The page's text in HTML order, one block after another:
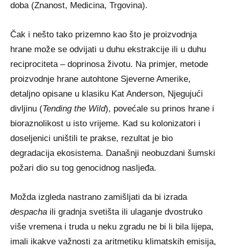
doba (Znanost, Medicina, Trgovina).
Čak i nešto tako prizemno kao što je proizvodnja
hrane može se odvijati u duhu ekstrakcije ili u duhu
reciprociteta – doprinosa životu. Na primjer, metode
proizvodnje hrane autohtone Sjeverne Amerike,
detaljno opisane u klasiku Kat Anderson, Njegujući
divljinu (Tending the Wild), povećale su prinos hrane i
bioraznolikost u isto vrijeme. Kad su kolonizatori i
doseljenici uništili te prakse, rezultat je bio
degradacija ekosistema. Današnji neobuzdani šumski
požari dio su tog genocidnog nasljeđa.
Možda izgleda nastrano zamišljati da bi izrada
despacha ili gradnja svetišta ili ulaganje dvostruko
više vremena i truda u neku zgradu ne bi li bila lijepa,
imali ikakve važnosti za aritmetiku klimatskih emisija,